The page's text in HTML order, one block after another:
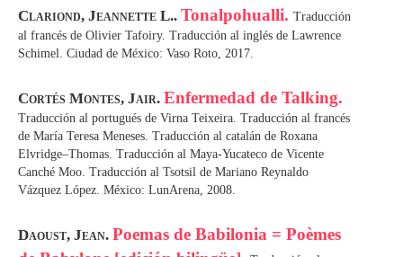
Clariond, Jeannette L.. Tonalpohualli. Traducción
al francés de Olivier Tafoiry. Traducción al inglés de Lawrence
Schimel. Ciudad de México: Vaso Roto, 2017.
Cortés Montes, Jair. Enfermedad de Talking.
Traducción al portugués de Virna Teixeira. Traducción al francés
de María Teresa Meneses. Traducción al catalán de Roxana
Elvridge–Thomas. Traducción al Maya-Yucateco de Vicente
Canché Moo. Traducción al Tsotsil de Mariano Reynaldo
Vázquez López. México: LunArena, 2008.
Daoust, Jean. Poemas de Babilonia = Poèmes